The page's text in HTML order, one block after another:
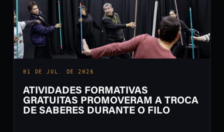
01 DE JUL. DE 2026
ATIVIDADES FORMATIVAS
GRATUITAS PROMOVERAM A TROCA
DE SABERES DURANTE O FILO